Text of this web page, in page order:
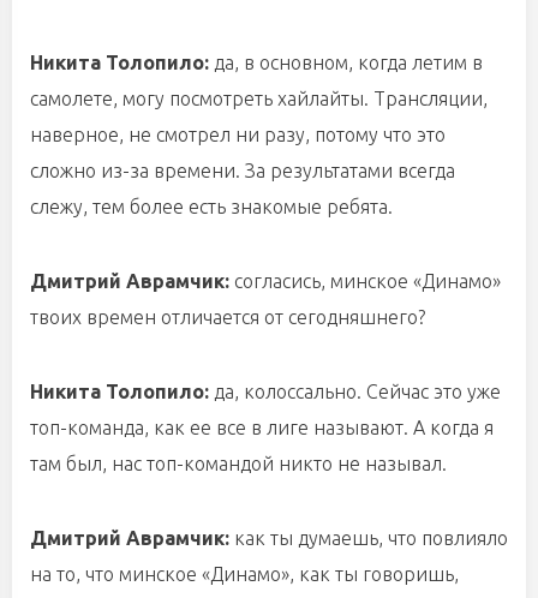
Никита Толопило: да, в основном, когда летим в
самолете, могу посмотреть хайлайты. Трансляции,
наверное, не смотрел ни разу, потому что это
сложно из-за времени. За результатами всегда
слежу, тем более есть знакомые ребята.
Дмитрий Аврамчик: согласись, минское «Динамо»
твоих времен отличается от сегодняшнего?
Никита Толопило: да, колоссально. Сейчас это уже
топ-команда, как ее все в лиге называют. А когда я
там был, нас топ-командой никто не называл.
Дмитрий Аврамчик: как ты думаешь, что повлияло
на то, что минское «Динамо», как ты говоришь,